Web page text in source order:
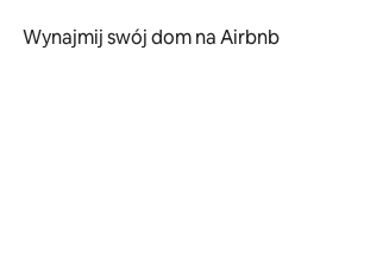
Wynajmij swój dom na Airbnb